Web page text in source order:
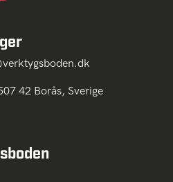
42 Borås, Sverige